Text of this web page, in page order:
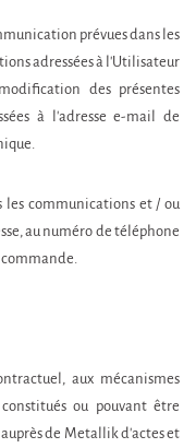
prévues dans les
adressées à l'Utilisateur
des présentes
à l'adresse e-mail de
les communications et / ou
au numéro de téléphone
commande.
aux mécanismes
ou pouvant être
de Metallik d'actes et